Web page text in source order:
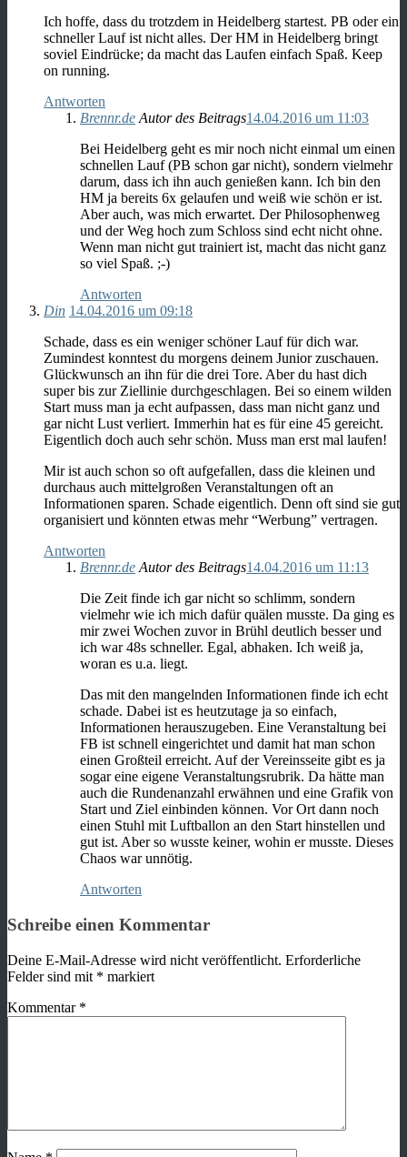
Ich hoffe, dass du trotzdem in Heidelberg startest. PB oder ein
schneller Lauf ist nicht alles. Der HM in Heidelberg bringt
soviel Eindrücke; da macht das Laufen einfach Spaß. Keep
on running.
Antworten
Brennr.de Autor des Beitrags14.04.2016 um 11:03
Bei Heidelberg geht es mir noch nicht einmal um einen
schnellen Lauf (PB schon gar nicht), sondern vielmehr
darum, dass ich ihn auch genießen kann. Ich bin den
HM ja bereits 6x gelaufen und weiß wie schön er ist.
Aber auch, was mich erwartet. Der Philosophenweg
und der Weg hoch zum Schloss sind echt nicht ohne.
Wenn man nicht gut trainiert ist, macht das nicht ganz
so viel Spaß. ;-)
Antworten
Din 14.04.2016 um 09:18
Schade, dass es ein weniger schöner Lauf für dich war.
Zumindest konntest du morgens deinem Junior zuschauen.
Glückwunsch an ihn für die drei Tore. Aber du hast dich
super bis zur Ziellinie durchgeschlagen. Bei so einem wilden
Start muss man ja echt aufpassen, dass man nicht ganz und
gar nicht Lust verliert. Immerhin hat es für eine 45 gereicht.
Eigentlich doch auch sehr schön. Muss man erst mal laufen!
Mir ist auch schon so oft aufgefallen, dass die kleinen und
durchaus auch mittelgroßen Veranstaltungen oft an
Informationen sparen. Schade eigentlich. Denn oft sind sie gut
organisiert und könnten etwas mehr “Werbung” vertragen.
Antworten
Brennr.de Autor des Beitrags14.04.2016 um 11:13
Die Zeit finde ich gar nicht so schlimm, sondern
vielmehr wie ich mich dafür quälen musste. Da ging es
mir zwei Wochen zuvor in Brühl deutlich besser und
ich war 48s schneller. Egal, abhaken. Ich weiß ja,
woran es u.a. liegt.
Das mit den mangelnden Informationen finde ich echt
schade. Dabei ist es heutzutage ja so einfach,
Informationen herauszugeben. Eine Veranstaltung bei
FB ist schnell eingerichtet und damit hat man schon
einen Großteil erreicht. Auf der Vereinsseite gibt es ja
sogar eine eigene Veranstaltungsrubrik. Da hätte man
auch die Rundenanzahl erwähnen und eine Grafik von
Start und Ziel einbinden können. Vor Ort dann noch
einen Stuhl mit Luftballon an den Start hinstellen und
gut ist. Aber so wusste keiner, wohin er musste. Dieses
Chaos war unnötig.
Antworten
Schreibe einen Kommentar
Deine E-Mail-Adresse wird nicht veröffentlicht. Erforderliche
Felder sind mit * markiert
Kommentar *